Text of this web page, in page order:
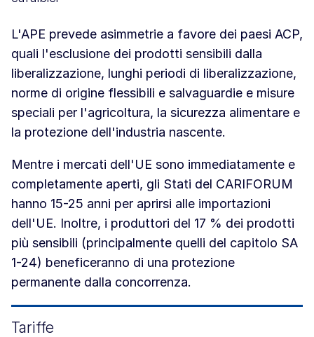
L'APE prevede asimmetrie a favore dei paesi ACP,
quali l'esclusione dei prodotti sensibili dalla
liberalizzazione, lunghi periodi di liberalizzazione,
norme di origine flessibili e salvaguardie e misure
speciali per l'agricoltura, la sicurezza alimentare e
la protezione dell'industria nascente.
Mentre i mercati dell'UE sono immediatamente e
completamente aperti, gli Stati del CARIFORUM
hanno 15-25 anni per aprirsi alle importazioni
dell'UE. Inoltre, i produttori del 17 % dei prodotti
più sensibili (principalmente quelli del capitolo SA
1-24) beneficeranno di una protezione
permanente dalla concorrenza.
Tariffe